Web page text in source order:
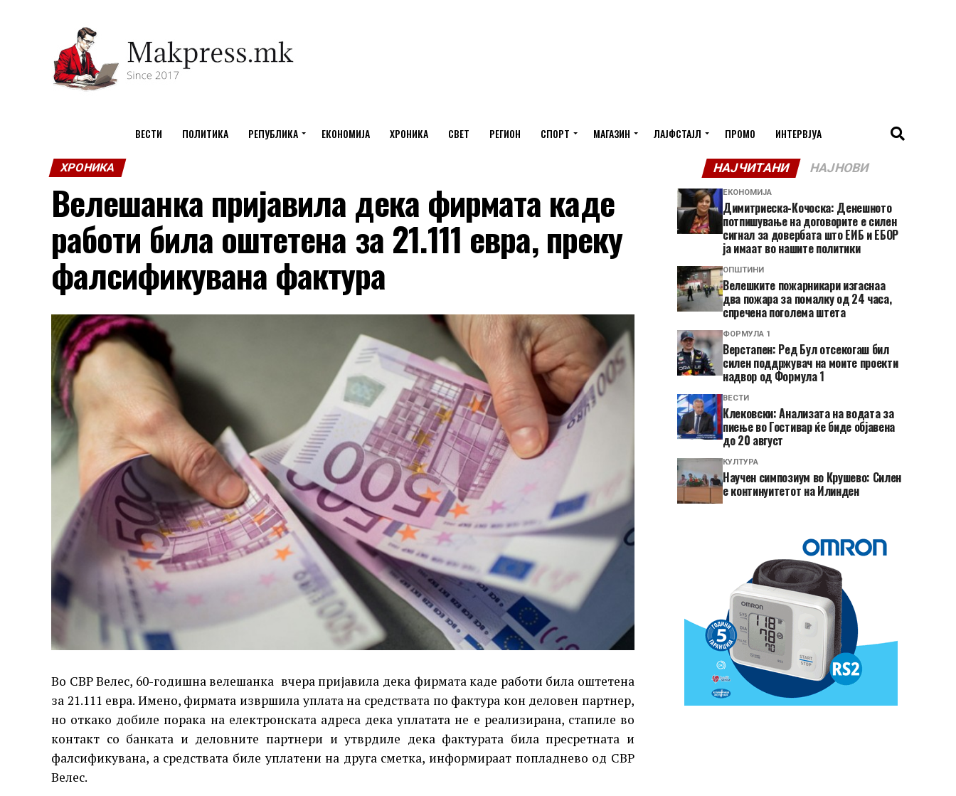
ВЕСТИ ПОЛИТИКА РЕПУБЛИКА ЕКОНОМИЈА ХРОНИКА СВЕТ РЕГИОН СПОРТ МАГАЗИН ЛАЈФСТАЈЛ ПРОМО ИНТЕРВЈУА
ХРОНИКА
Велешанка пријавила дека фирмата каде
работи била оштетена за 21.111 евра, преку
фалсификувана фактура
Во СВР Велес, 60-годишна велешанка вчера пријавила дека фирмата каде работи била оштетена
за 21.111 евра. Имено, фирмата извршила уплата на средствата по фактура кон деловен партнер,
но откако добиле порака на електронската адреса дека уплатата не е реализирана, стапиле во
контакт со банката и деловните партнери и утврдиле дека фактурата била пресретната и
фалсификувана, а средствата биле уплатени на друга сметка, информираат попладнево од СВР
Велес.
НАЈЧИТАНИ НАЈНОВИ
ЕКОНОМИЈА
Димитриеска-Кочоска: Денешното
потпишување на договорите е силен
сигнал за довербата што ЕИБ и ЕБОР
ја имаат во нашите политики
ОПШТИНИ
Велешките пожарникари изгаснаа
два пожара за помалку од 24 часа,
спречена поголема штета
ФОРМУЛА 1
Верстапен: Ред Бул отсекогаш бил
силен поддржувач на моите проекти
надвор од Формула 1
ВЕСТИ
Клековски: Анализата на водата за
пиење во Гостивар ќе биде објавена
до 20 август
КУЛТУРА
Научен симпозиум во Крушево: Силен
е континуитетот на Илинден